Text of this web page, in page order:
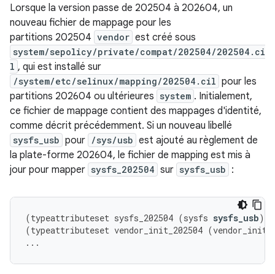
Lorsque la version passe de 202504 à 202604, un
nouveau fichier de mappage pour les
partitions 202504 vendor est créé sous
system/sepolicy/private/compat/202504/202504.ci
l , qui est installé sur
/system/etc/selinux/mapping/202504.cil pour les
partitions 202604 ou ultérieures system . Initialement,
ce fichier de mappage contient des mappages d'identité,
comme décrit précédemment. Si un nouveau libellé
sysfs_usb pour /sys/usb est ajouté au règlement de
la plate-forme 202604, le fichier de mapping est mis à
jour pour mapper sysfs_202504 sur sysfs_usb :
(typeattributeset sysfs_202504 (sysfs sysfs_usb))
(typeattributeset vendor_init_202504 (vendor_init
...